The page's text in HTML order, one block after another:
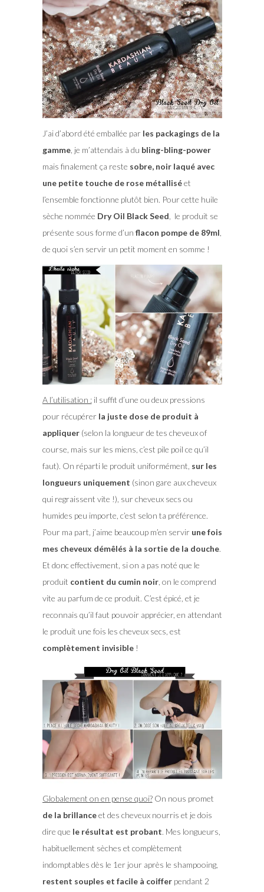
J’ai d’abord été emballée parles packagings de la
gamme, je m’attendais à du bling-bling-power
mais finalement ça reste sobre, noir laqué avec
une petite touche de rose métalliséet
l’ensemble fonctionne plutôt bien. Pour cette huile
sèche nommée Dry Oil Black Seed, le produit se
présente sous forme d’un flacon pompe de 89ml,
de quoi s’en servir un petit moment en somme !
A l’utilisation :il suffit d’une ou deux pressions
pour récupérer la juste dose de produit à
appliquer(selon la longueur de tes cheveux of
course, mais sur les miens, c’est pile poil ce qu’il
faut). On réparti le produit uniformément, sur les
longueurs uniquement (sinon gare aux cheveux
qui regraissent vite !), sur cheveux secs ou
humides peu importe, c’est selon ta préférence.
Pour ma part, j’aime beaucoup m’en servir une fois
mes cheveux démêlés à la sortie de la douche.
Et donc effectivement, si on a pas noté que le
produit contient du cumin noir, on le comprend
vite au parfum de ce produit. C’est épicé, et je
reconnais qu’il faut pouvoir apprécier, en attendant
le produit une fois les cheveux secs, est
complètement invisible!
Globalement on en pense quoi?On nous promet
de la brillanceet des cheveux nourris et je dois
dire que le résultat est probant. Mes longueurs,
habituellement sèches et complètement
indomptables dès le 1er jour après le shampooing,
restent souples et facile à coifferpendant 2